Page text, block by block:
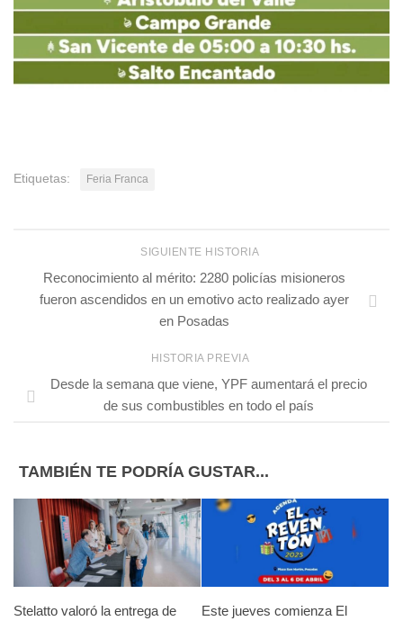
Etiquetas: Feria Franca
SIGUIENTE HISTORIA
Reconocimiento al mérito: 2280 policías misioneros
fueron ascendidos en un emotivo acto realizado ayer
en Posadas
HISTORIA PREVIA
Desde la semana que viene, YPF aumentará el precio
de sus combustibles en todo el país
TAMBIÉN TE PODRÍA GUSTAR...
Stelatto valoró la entrega de
Este jueves comienza El